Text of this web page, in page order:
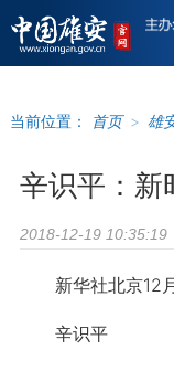
当前位置： 首页 > 雄
辛识平：新
2018-12-19 10:35:19
新华社北京12
辛识平